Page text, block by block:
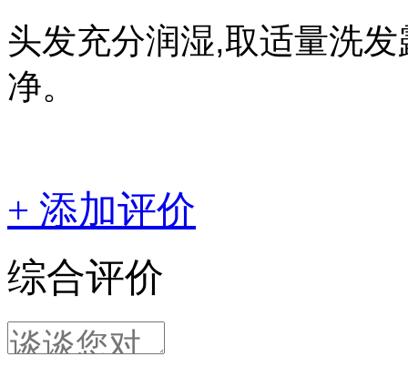
头发充分润湿,取适量洗
净。
+ 添加评价
综合评价